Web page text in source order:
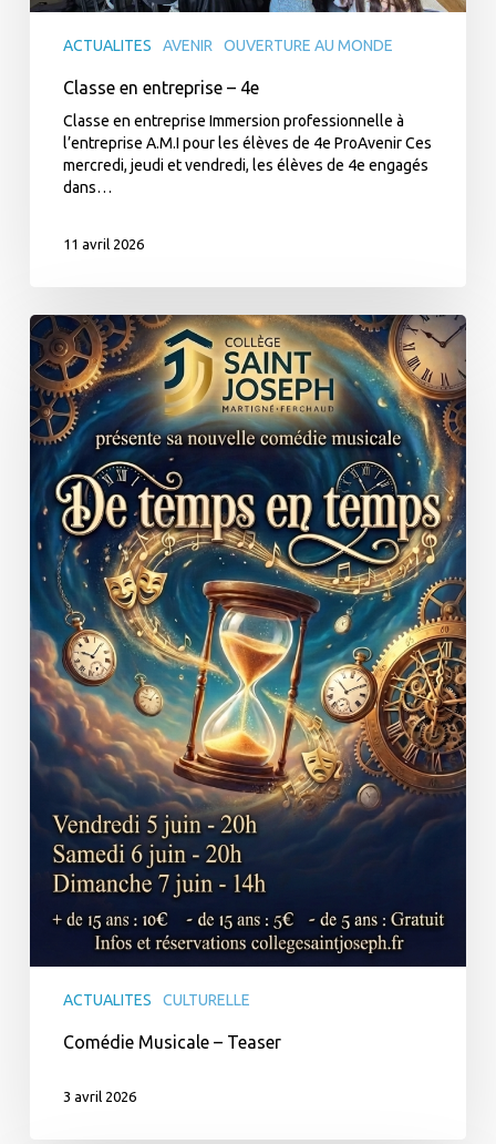
ACTUALITES AVENIR OUVERTURE AU MONDE
Classe en entreprise – 4e
Classe en entreprise Immersion professionnelle à
l’entreprise A.M.I pour les élèves de 4e ProAvenir Ces
mercredi, jeudi et vendredi, les élèves de 4e engagés
dans…
11 avril 2026
Comédie
Musicale
–
Teaser
ACTUALITES CULTURELLE
Comédie Musicale – Teaser
3 avril 2026